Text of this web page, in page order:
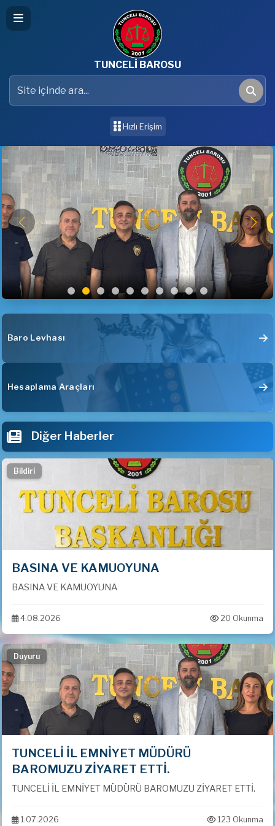
TUNCELİ BAROSU
Site içinde ara
Ara
Hızlı Erişim
Baro Levhası
Hesaplama Araçları
Diğer Haberler
Bildiri
BASINA VE KAMUOYUNA
BASINA VE KAMUOYUNA
4.08.2026 20 Okunma
Duyuru
TUNCELİ İL EMNİYET MÜDÜRÜ
BAROMUZU ZİYARET ETTİ.
TUNCELİ İL EMNİYET MÜDÜRÜ BAROMUZU ZİYARET ETTİ.
1.07.2026 123 Okunma